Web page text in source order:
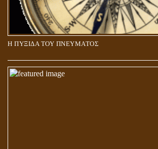
Η ΠΥΞΙΔΑ ΤΟΥ ΠΝΕΥΜΑΤΟΣ